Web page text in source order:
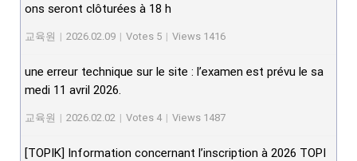
ons seront clôturées à 18 h
교육원 | 2026.02.09 | Votes 5 | Views 1416
une erreur technique sur le site : l’examen est prévu le sa
medi 11 avril 2026.
교육원 | 2026.02.02 | Votes 4 | Views 1487
[TOPIK] Information concernant l’inscription à 2026 TOPI